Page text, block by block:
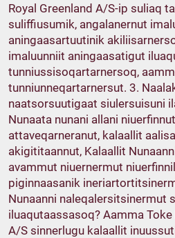
Royal Greenland A/S-ip suliaq
suliffiusumik, angalanernut
aningaasartuutinik
imaluunniit aningaasatigut
tunniussisoqartarnersoq,
tunniunneqartarnersut. 3.
naatsorsuutigaat siulersuisuni
Nunaata nunani allani
attaveqarneranut, kalaallit
akigititaannut, Kalaallit
avammut niuernermut
piginnaasanik
Nunaanni naleqalersitsinermut
iluaqutaassasoq? Aamma Toke
A/S sinnerlugu kalaallit